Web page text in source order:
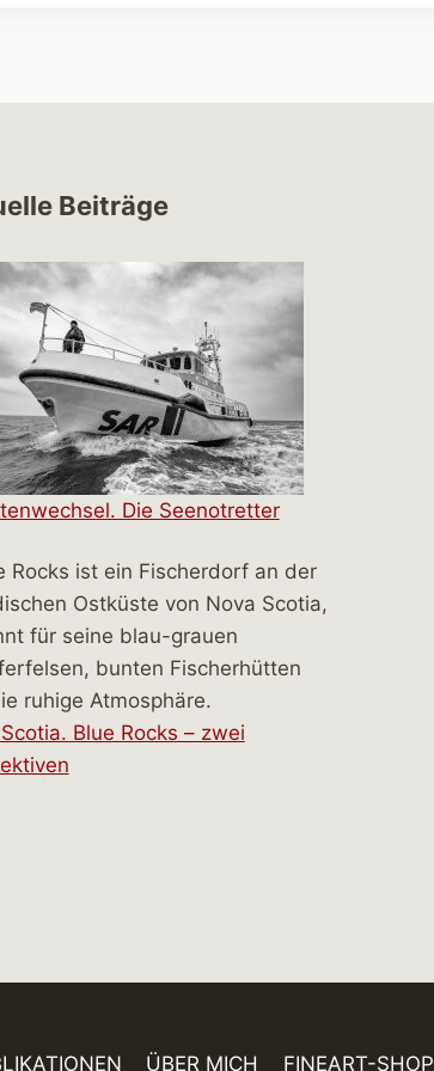
Beiträge
Die Seenotretter
Blue Rocks – zwei
ÜBER MICH FINEART-SHOP